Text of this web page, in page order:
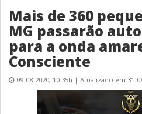
Seções
Canais
Colunistas
Mais de 360
MG passarão
para a onda
Consciente
09-08-2020, 10:35h | Atualizado em 31-